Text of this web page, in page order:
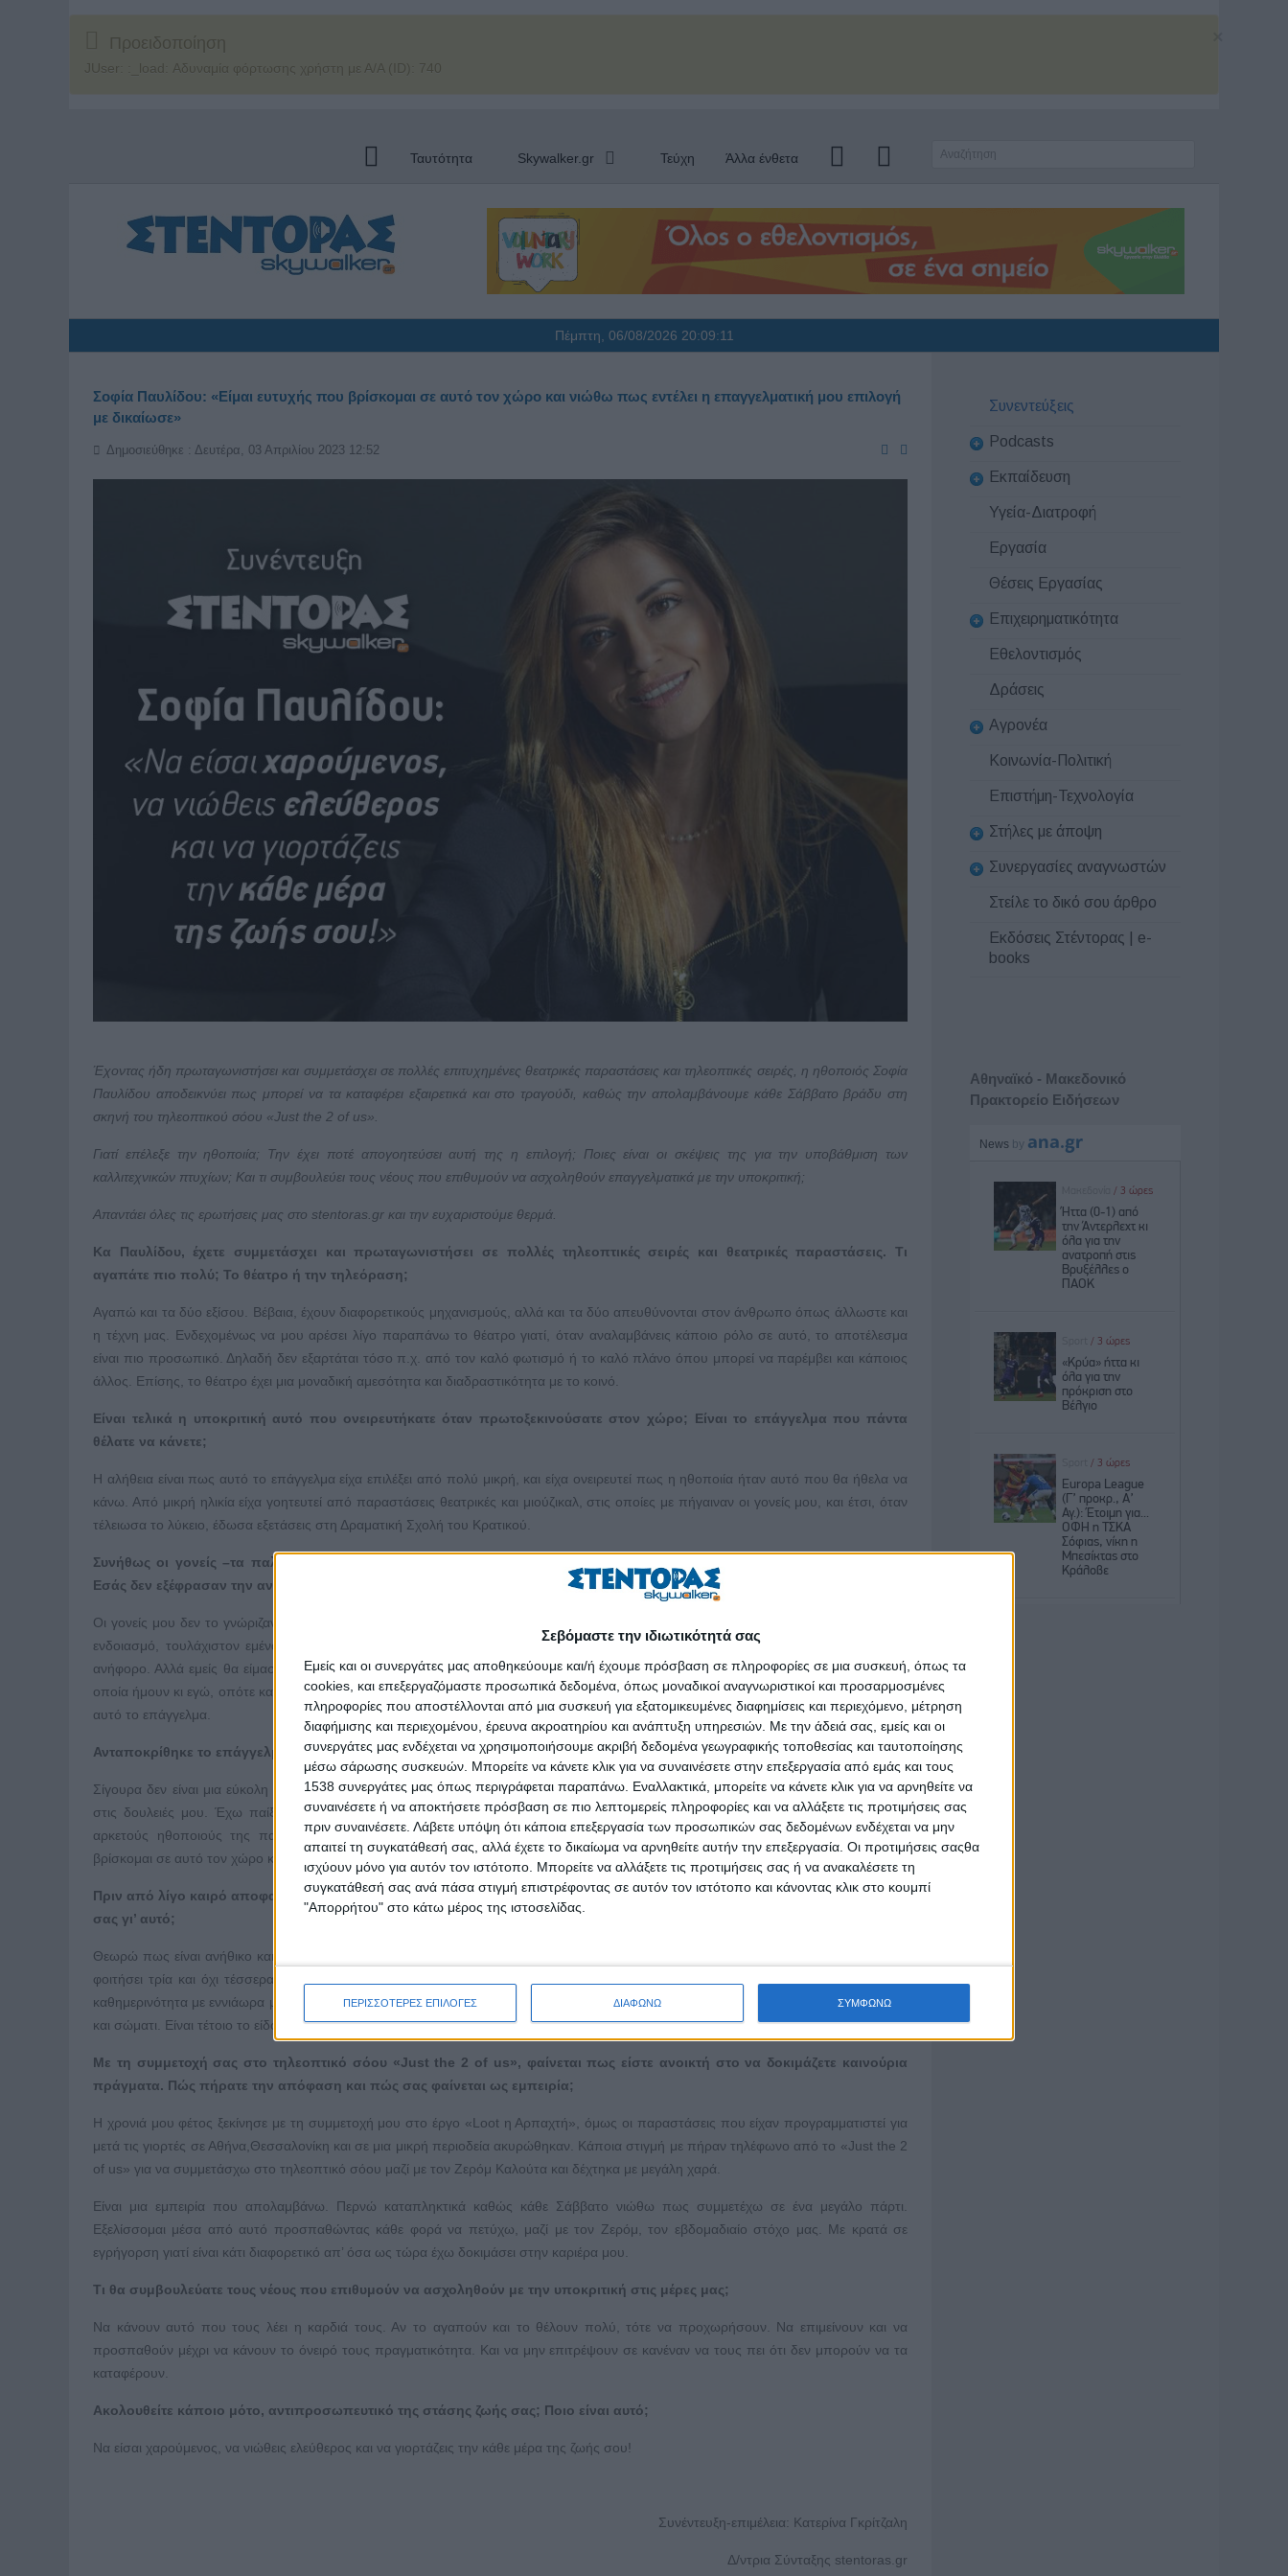
Σεβόμαστε την ιδιωτικότητά σας
Εμείς και οι συνεργάτες μας αποθηκεύουμε και/ή έχουμε πρόσβαση σε πληροφορίες σε μια συσκευή, όπως τα
cookies, και επεξεργαζόμαστε προσωπικά δεδομένα, όπως μοναδικοί αναγνωριστικοί και προσαρμοσμένες
πληροφορίες που αποστέλλονται από μια συσκευή για εξατομικευμένες διαφημίσεις και περιεχόμενο, μέτρηση
διαφήμισης και περιεχομένου, έρευνα ακροατηρίου και ανάπτυξη υπηρεσιών. Με την άδειά σας, εμείς και οι
συνεργάτες μας ενδέχεται να χρησιμοποιήσουμε ακριβή δεδομένα γεωγραφικής τοποθεσίας και ταυτοποίησης
μέσω σάρωσης συσκευών. Μπορείτε να κάνετε κλικ για να συναινέσετε στην επεξεργασία από εμάς και τους
1538 συνεργάτες μας όπως περιγράφεται παραπάνω. Εναλλακτικά, μπορείτε να κάνετε κλικ για να αρνηθείτε να
συναινέσετε ή να αποκτήσετε πρόσβαση σε πιο λεπτομερείς πληροφορίες και να αλλάξετε τις προτιμήσεις σας
πριν συναινέσετε. Λάβετε υπόψη ότι κάποια επεξεργασία των προσωπικών σας δεδομένων ενδέχεται να μην
απαιτεί τη συγκατάθεσή σας, αλλά έχετε το δικαίωμα να αρνηθείτε αυτήν την επεξεργασία. Οι προτιμήσεις σαςθα
ισχύουν μόνο για αυτόν τον ιστότοπο. Μπορείτε να αλλάξετε τις προτιμήσεις σας ή να ανακαλέσετε τη
συγκατάθεσή σας ανά πάσα στιγμή επιστρέφοντας σε αυτόν τον ιστότοπο και κάνοντας κλικ στο κουμπί
"Απορρήτου" στο κάτω μέρος της ιστοσελίδας.
ΠΕΡΙΣΣΟΤΕΡΕΣ ΕΠΙΛΟΓΕΣ ΔΙΑΦΩΝΩ ΣΥΜΦΩΝΩ
Προειδοποίηση
JUser: :_load: Αδυναμία φόρτωσης χρήστη με Α/Α (ID): 740
Ταυτότητα Skywalker.gr Τεύχη Άλλα ένθετα
Πέμπτη, 06/08/2026 20:09:12
Σοφία Παυλίδου: «Είμαι ευτυχής που βρίσκομαι σε αυτό τον χώρο και νιώθω πως εντέλει η επαγγελματική μου επιλογή
με δικαίωσε»
Δημοσιεύθηκε : Δευτέρα, 03 Απριλίου 2023 12:52
Έχοντας ήδη πρωταγωνιστήσει και συμμετάσχει σε πολλές επιτυχημένες θεατρικές παραστάσεις και τηλεοπτικές σειρές, η ηθοποιός Σοφία
Παυλίδου αποδεικνύει πως μπορεί να τα καταφέρει εξαιρετικά και στο τραγούδι, καθώς την απολαμβάνουμε κάθε Σάββατο βράδυ στη
σκηνή του τηλεοπτικού σόου «Just the 2 of us».
Γιατί επέλεξε την ηθοποιία; Την έχει ποτέ απογοητεύσει αυτή της η επιλογή; Ποιες είναι οι σκέψεις της για την υποβάθμιση των
καλλιτεχνικών πτυχίων; Και τι συμβουλεύει τους νέους που επιθυμούν να ασχοληθούν επαγγελματικά με την υποκριτική;
Απαντάει όλες τις ερωτήσεις μας στο stentoras.gr και την ευχαριστούμε θερμά.
Κα Παυλίδου, έχετε συμμετάσχει και πρωταγωνιστήσει σε πολλές τηλεοπτικές σειρές και θεατρικές παραστάσεις. Τι
αγαπάτε πιο πολύ; Το θέατρο ή την τηλεόραση;
Αγαπώ και τα δύο εξίσου. Βέβαια, έχουν διαφορετικούς μηχανισμούς, αλλά και τα δύο απευθύνονται στον άνθρωπο όπως άλλωστε και
η τέχνη μας. Ενδεχομένως να μου αρέσει λίγο παραπάνω το θέατρο γιατί, όταν αναλαμβάνεις κάποιο ρόλο σε αυτό, το αποτέλεσμα
είναι πιο προσωπικό. Δηλαδή δεν εξαρτάται τόσο π.χ. από τον καλό φωτισμό ή το καλό πλάνο όπου μπορεί να παρέμβει και κάποιος
άλλος. Επίσης, το θέατρο έχει μια μοναδική αμεσότητα και διαδραστικότητα με το κοινό.
Είναι τελικά η υποκριτική αυτό που ονειρευτήκατε όταν πρωτοξεκινούσατε στον χώρο; Είναι το επάγγελμα που πάντα
θέλατε να κάνετε;
Η αλήθεια είναι πως αυτό το επάγγελμα είχα επιλέξει από πολύ μικρή, και είχα ονειρευτεί πως η ηθοποιία ήταν αυτό που θα ήθελα να
κάνω. Από μικρή ηλικία είχα γοητευτεί από παραστάσεις θεατρικές και μιούζικαλ, στις οποίες με πήγαιναν οι γονείς μου, και έτσι, όταν
τέλειωσα το λύκειο, έδωσα εξετάσεις στη Δραματική Σχολή του Κρατικού.
Συνήθως οι γονείς –τα παλιότερα χρόνια– επιθυμούσαν να περάσει το παιδί τους σε κάποια σχολή στο πανεπιστήμιο.
Εσάς δεν εξέφρασαν την αντίθεσή τους;
Οι γονείς μου δεν το γνώριζαν ότι θα έδινα εξετάσεις για ηθοποιός. Το έμαθαν αφού πέρασα στη σχολή. Δεν είχαν κάποια αντίθεση ή
ενδοιασμό, τουλάχιστον εμένα δεν μου το έδειξαν ποτέ. Συγκεκριμένα, ο πατέρας μού είχε πει: «Ο δρόμος που διάλεξες έχει όλο
ανήφορο. Αλλά εμείς θα είμαστε δίπλα σου». Χάρηκαν, γιατί από τα 250 άτομα που έδιναν εξετάσεις πέρασαν μόνο τα 10, μέσα στα
οποία ήμουν κι εγώ, οπότε κατάλαβαν πως, όχι μόνο οι καθηγητές μου είχαν «δει» κάτι σε μένα, άλλα και το πόσο πολύ ήθελα να κάνω
αυτό το επάγγελμα.
Ανταποκρίθηκε το επάγγελμα του ηθοποιού στις προσδοκίες σας; Σας απογοήτευσε ποτέ;
Σίγουρα δεν είναι μια εύκολη πορεία. Έχει πολλές δυσκολίες αλλά και ποιο επάγγελμα δεν έχει; Σε γενικές γραμμές, έχω πάρει χαρές
στις δουλειές μου. Έχω παίξει σε πολλές επιτυχημένες παραστάσεις, έχω γνωρίσει αξιόλογους ανθρώπους και έχω προλάβει και
αρκετούς ηθοποιούς της παλαιότερης γενιάς του ελληνικού κινηματογράφου. Απέκτησα όμορφες εμπειρίες .Είμαι ευτυχής που
βρίσκομαι σε αυτό τον χώρο και νιώθω πως εντέλει η επαγγελματική επιλογή μου με δικαίωσε.
Πριν από λίγο καιρό αποφασίστηκε η εξίσωση των καλλιτεχνικών πτυχίων με το απολυτήριο λυκείου. Ποιες είναι οι σκέψεις
σας γι’ αυτό;
Θεωρώ πως είναι ανήθικο και πως μειώνει τους ηθοποιούς. Ελπίζω να αλλάξει κάτι σε αυτό. Δεν είμαστε ανειδίκευτοι. Ναι μεν έχουμε
φοιτήσει τρία και όχι τέσσερα χρόνια, αλλά αυτή η χρονική διάρκεια δεν μπορεί να υποβιβάζει τη σχολή μας. Η φοίτηση αφορά μια
καθημερινότητα με εννιάωρα μαθήματα και ατελείωτες πρόβες ακόμη και το Σαββατοκύριακο, και απαιτεί κανείς να είναι παρών ψυχή τε
και σώματι. Είναι τέτοιο το είδος της φοίτησης και η τριβή, που απαιτούνται πολύς χρόνος και ψυχική δύναμη για να αντεπεξέλθεις.
Με τη συμμετοχή σας στο τηλεοπτικό σόου «Just the 2 of us», φαίνεται πως είστε ανοικτή στο να δοκιμάζετε καινούρια
πράγματα. Πώς πήρατε την απόφαση και πώς σας φαίνεται ως εμπειρία;
Η χρονιά μου φέτος ξεκίνησε με τη συμμετοχή μου στο έργο «Loot η Αρπαχτή», όμως οι παραστάσεις που είχαν προγραμματιστεί για
μετά τις γιορτές σε Αθήνα,Θεσσαλονίκη και σε μια μικρή περιοδεία ακυρώθηκαν. Κάποια στιγμή με πήραν τηλέφωνο από το «Just the 2
of us» για να συμμετάσχω στο τηλεοπτικό σόου μαζί με τον Ζερόμ Καλούτα και δέχτηκα με μεγάλη χαρά.
Είναι μια εμπειρία που απολαμβάνω. Περνώ καταπληκτικά καθώς κάθε Σάββατο νιώθω πως συμμετέχω σε ένα μεγάλο πάρτι.
Εξελίσσομαι μέσα από αυτό προσπαθώντας κάθε φορά να πετύχω, μαζί με τον Ζερόμ, τον εβδομαδιαίο στόχο μας. Με κρατά σε
εγρήγορση γιατί είναι κάτι διαφορετικό απ’ όσα ως τώρα έχω δοκιμάσει στην καριέρα μου.
Τι θα συμβουλεύατε τους νέους που επιθυμούν να ασχοληθούν με την υποκριτική στις μέρες μας;
Να κάνουν αυτό που τους λέει η καρδιά τους. Αν το αγαπούν και το θέλουν πολύ, τότε να προχωρήσουν. Να επιμείνουν και να
προσπαθούν μέχρι να κάνουν το όνειρό τους πραγματικότητα. Και να μην επιτρέψουν σε κανέναν να τους πει ότι δεν μπορούν να τα
καταφέρουν.
Ακολουθείτε κάποιο μότο, αντιπροσωπευτικό της στάσης ζωής σας; Ποιο είναι αυτό;
Να είσαι χαρούμενος, να νιώθεις ελεύθερος και να γιορτάζεις την κάθε μέρα της ζωής σου!
Συνέντευξη-επιμέλεια: Κατερίνα Γκρίτζαλη
Δ/ντρια Σύνταξης stentoras.gr
Συνεντεύξεις
Podcasts
Εκπαίδευση
Υγεία-Διατροφή
Εργασία
Θέσεις Εργασίας
Επιχειρηματικότητα
Εθελοντισμός
Δράσεις
Αγρονέα
Κοινωνία-Πολιτική
Επιστήμη-Τεχνολογία
Στήλες με άποψη
Συνεργασίες αναγνωστών
Στείλε το δικό σου άρθρο
Εκδόσεις Στέντορας | e-
books
Αθηναϊκό - Μακεδονικό
Πρακτορείο Ειδήσεων